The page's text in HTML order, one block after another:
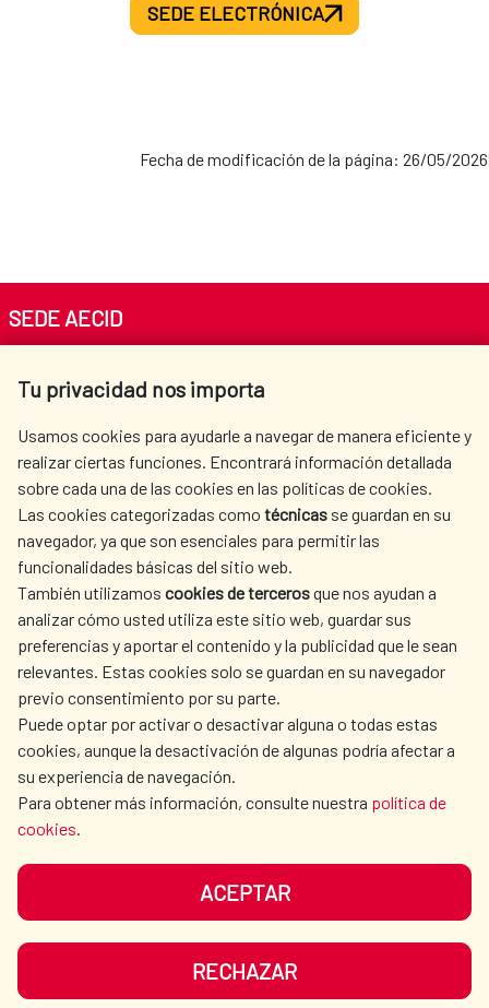
SEDE ELECTRÓNICA
Fecha de modificación de la página: 26/05/2026
Tu privacidad nos importa
Usamos cookies para ayudarle a navegar de manera eficiente y
realizar ciertas funciones. Encontrará información detallada
sobre cada una de las cookies en las políticas de cookies.
Las cookies categorizadas como técnicas se guardan en su
navegador, ya que son esenciales para permitir las
funcionalidades básicas del sitio web.
También utilizamos cookies de tercerosque nos ayudan a
analizar cómo usted utiliza este sitio web, guardar sus
preferencias y aportar el contenido y la publicidad que le sean
relevantes. Estas cookies solo se guardan en su navegador
previo consentimiento por su parte.
Puede optar por activar o desactivar alguna o todas estas
cookies, aunque la desactivación de algunas podría afectar a
su experiencia de navegación.
Para obtener más información, consulte nuestra política de
cookies.
ACEPTAR
RECHAZAR
SEDE AECID
Tel. +34 900 20 30 54​​​​​​​
AECID
WHERE DO WE COOPERATE?
SPANISH HUMANITARIAN
ACTION
PRESS ROOM
CULTURE AND SCIENCE LIBRARY
OUR SOCIAL MEDIA
DATA PROTECTION
SITEMAP